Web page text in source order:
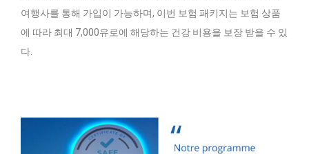
여행사를 통해 가입이 가능하며, 이번 보험 패키지는 보험 상품
에 따라 최대 7,000유로에 해당하는 건강 비용을 보장 받을 수 있
다.